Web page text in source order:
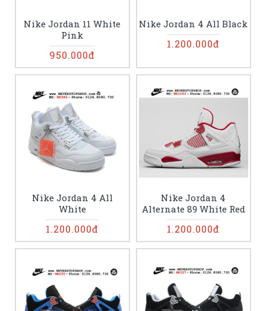
Nike Jordan 11 White
Pink
950.000đ
Nike Jordan 4 All Black
1.200.000đ
Nike Jordan 4 All
White
1.200.000đ
Nike Jordan 4
Alternate 89 White Red
1.200.000đ